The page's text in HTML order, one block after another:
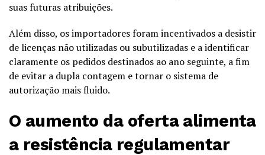
suas futuras atribuições.
Além disso, os importadores foram incentivados a desistir
de licenças não utilizadas ou subutilizadas e a identificar
claramente os pedidos destinados ao ano seguinte, a fim
de evitar a dupla contagem e tornar o sistema de
autorização mais fluido.
O aumento da oferta alimenta
a resistência regulamentar